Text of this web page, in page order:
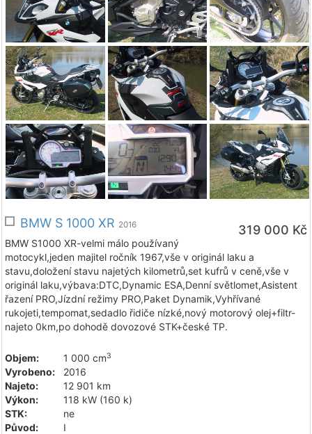
319 000 Kč
BMW S 1000 XR 2016
BMW S1000 XR-velmi málo používaný
motocykl,jeden majitel ročník 1967,vše v originál laku a
stavu,doložení stavu najetých kilometrů,set kufrů v ceně,vše v
originál laku,výbava:DTC,Dynamic ESA,Denní světlomet,Asistent
řazení PRO,Jízdní režimy PRO,Paket Dynamik,Vyhřívané
rukojeti,tempomat,sedadlo řidiče nízké,nový motorový olej+filtr-
najeto 0km,po dohodě dovozové STK+české TP.
Objem: 1 000 cm3
Vyrobeno:
2016
Najeto:
12 901 km
Výkon:
118 kW (160 k)
STK:
ne
Původ:
I